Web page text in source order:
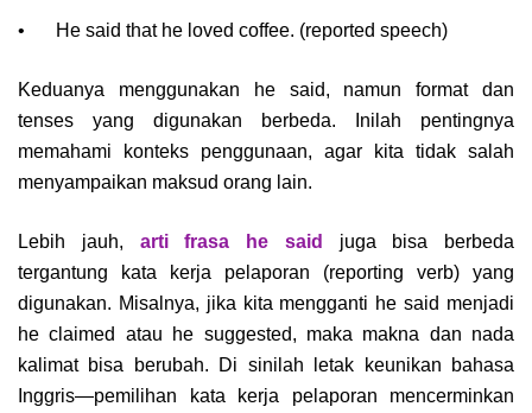
• He said that he loved coffee. (reported speech)
Keduanya menggunakan he said, namun format dan
tenses yang digunakan berbeda. Inilah pentingnya
memahami konteks penggunaan, agar kita tidak salah
menyampaikan maksud orang lain.
Lebih jauh, arti frasa he said
juga bisa berbeda
tergantung kata kerja pelaporan (reporting verb) yang
digunakan. Misalnya, jika kita mengganti he said menjadi
he claimed atau he suggested, maka makna dan nada
kalimat bisa berubah. Di sinilah letak keunikan bahasa
Inggris—pemilihan kata kerja pelaporan mencerminkan